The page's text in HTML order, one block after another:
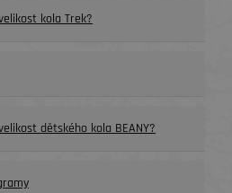
kola Trek?
dětského kola BEANY?